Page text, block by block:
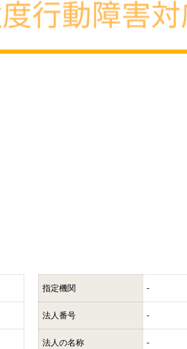
指定機関 -
法人番号 -
法人の名称 -